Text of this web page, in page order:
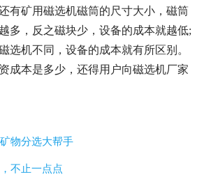
有矿用磁选机磁筒的尺寸大小，磁筒
多，反之磁块少，设备的成本就越低;
选机不同，设备的成本就有所区别。
成本是多少，还得用户向磁选机厂家
物分选大帮手
不止一点点